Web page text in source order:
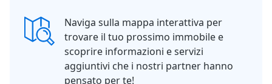
Naviga sulla mappa interattiva per
trovare il tuo prossimo immobile e
scoprire informazioni e servizi
aggiuntivi che i nostri partner hanno
pensato per te!